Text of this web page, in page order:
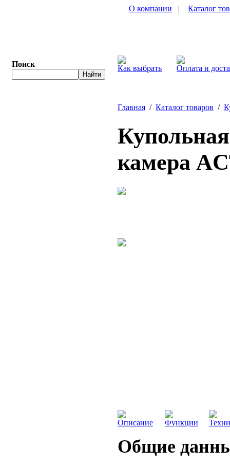
Поиск
О компании | Каталог
Как выбрать Оплата и
Главная / Каталог товаров /
камера
Описание Функции
Общие